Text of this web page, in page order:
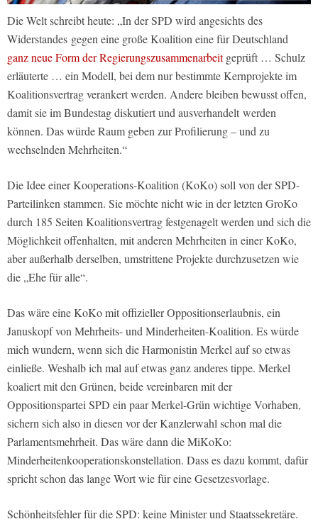
Die Welt schreibt heute: „In der SPD wird angesichts des
Widerstandes gegen eine große Koalition eine für Deutschland
ganz neue Form der Regierungszusammenarbeitgeprüft … Schulz
erläuterte … ein Modell, bei dem nur bestimmte Kernprojekte im
Koalitionsvertrag verankert werden. Andere bleiben bewusst offen,
damit sie im Bundestag diskutiert und ausverhandelt werden
können. Das würde Raum geben zur Profilierung – und zu
wechselnden Mehrheiten.“
Die Idee einer Kooperations-Koalition (KoKo) soll von der SPD-
Parteilinken stammen. Sie möchte nicht wie in der letzten GroKo
durch 185 Seiten Koalitionsvertrag festgenagelt werden und sich die
Möglichkeit offenhalten, mit anderen Mehrheiten in einer KoKo,
aber außerhalb derselben, umstrittene Projekte durchzusetzen wie
die „Ehe für alle“.
Das wäre eine KoKo mit offizieller Oppositionserlaubnis, ein
Januskopf von Mehrheits- und Minderheiten-Koalition. Es würde
mich wundern, wenn sich die Harmonistin Merkel auf so etwas
einließe. Weshalb ich mal auf etwas ganz anderes tippe. Merkel
koaliert mit den Grünen, beide vereinbaren mit der
Oppositionspartei SPD ein paar Merkel-Grün wichtige Vorhaben,
sichern sich also in diesen vor der Kanzlerwahl schon mal die
Parlamentsmehrheit. Das wäre dann die MiKoKo:
Minderheitenkooperationskonstellation. Dass es dazu kommt, dafür
spricht schon das lange Wort wie für eine Gesetzesvorlage.
Schönheitsfehler für die SPD: keine Minister und Staatssekretäre.